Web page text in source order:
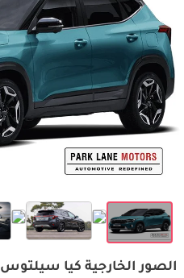
الصور الخارجية كيا سيلتوس